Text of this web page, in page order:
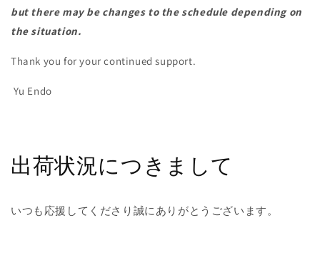
but there may be changes to the schedule depending on
the situation.
Thank you for your continued support.
Yu Endo
出荷状況につきまして
いつも応援してくださり誠にありがとうございます。